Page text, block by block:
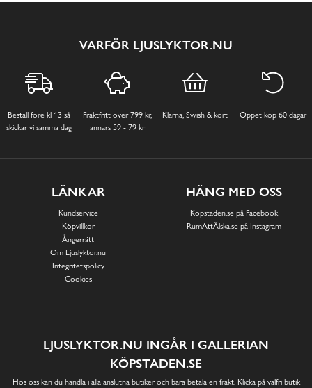
VARFÖR LJUSLYKTOR.NU
Beställ före kl 13 så
skickar vi samma dag
Fraktfritt över 799 kr,
annars 59 - 79 kr
Klarna, Swish & kort Öppet köp 60 dagar
LÄNKAR
Kundservice
Köpvillkor
Ångerrätt
Om Ljuslyktor.nu
Integritetspolicy
Cookies
HÄNG MED OSS
Köpstaden.se på Facebook
RumAttÄlska.se på Instagram
LJUSLYKTOR.NU INGÅR I GALLERIAN
KÖPSTADEN.SE
Hos oss kan du handla i alla anslutna butiker och bara betala en frakt. Klicka på valfri butik